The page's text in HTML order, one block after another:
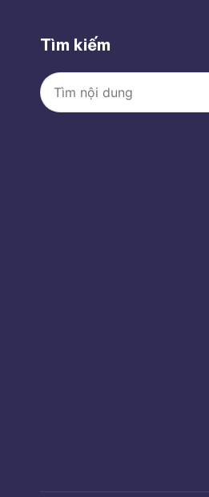
Tìm kiếm